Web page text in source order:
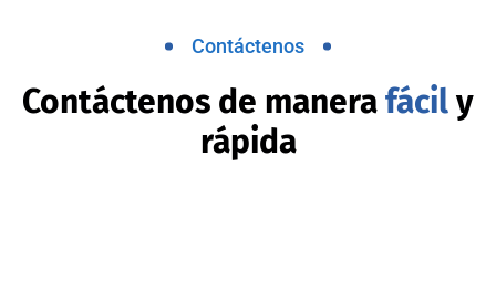
Contáctenos
Contáctenos de manerafácily
rápida